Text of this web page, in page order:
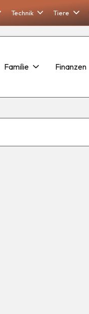
Technik Tiere
Familie Finanzen